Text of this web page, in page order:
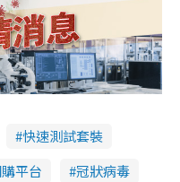
快速測試套裝
平台
冠狀病毒